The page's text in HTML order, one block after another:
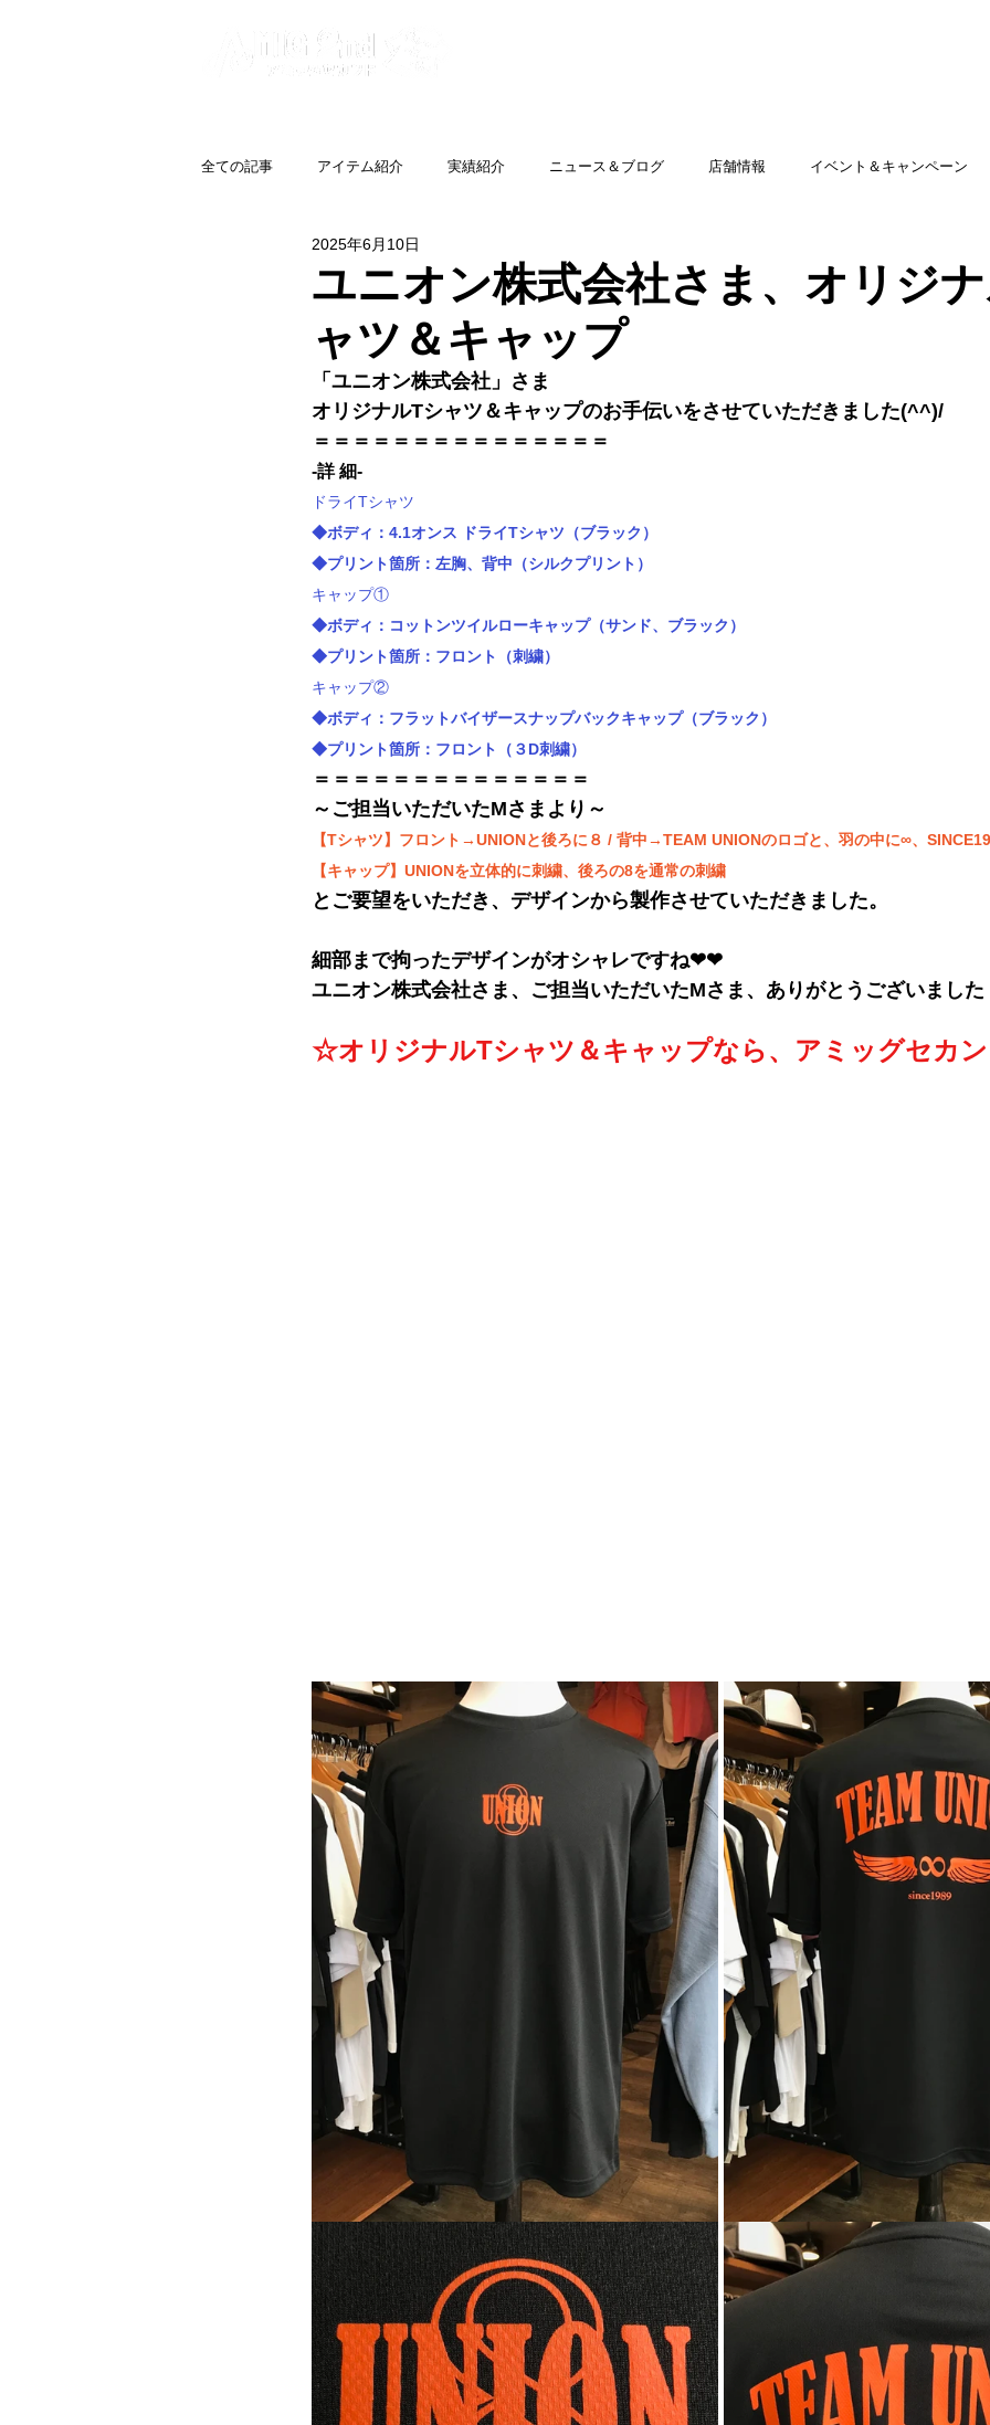
全ての記事 アイテム紹介 実績紹介 ニュース＆ブログ 店舗情報 イベント＆キャンペーン
ユニオン株式会社さま、オリジ
ャツ＆キャップ
2025年6月10日
「ユニオン株式会社」 さま
オリジナルTシャツ＆キャップのお手伝いをさせていただきました(^^)/
＝＝＝＝＝＝＝＝＝＝＝＝＝＝ ＝
-詳 細-
ドライTシャツ
◆ボディ： 4.1オンス ドライTシャツ （ブラック）
◆プリント箇所：左胸、背中（シルクプリント）
キャップ①
◆ボディ： コットンツイルローキャップ（サンド、ブラック）
◆プリント箇所：フロント（刺繍）
キャップ②
◆ボディ： フラットバイザースナップバックキャップ（ブラック）
◆プリント箇所：フロント（３D刺繍）
＝＝＝＝＝＝＝＝＝＝＝＝＝＝
～ご担当いただいたMさまより～
【Tシャツ】フロント→UNIONと後ろに８ / 背中→TEAM UNIONのロゴと、羽の中に∞、
【キャップ】UNIONを立体的に刺繍、後ろの8を通常の刺繍
とご要望をいただき、デザインから製作させていただきました。
細部まで拘ったデザインがオシャレですね❤❤
ユニオン株式会社さま、ご担当いただいたMさま 、ありがとうございました
☆オリジナルTシャツ＆キャップなら、アミッグセカ